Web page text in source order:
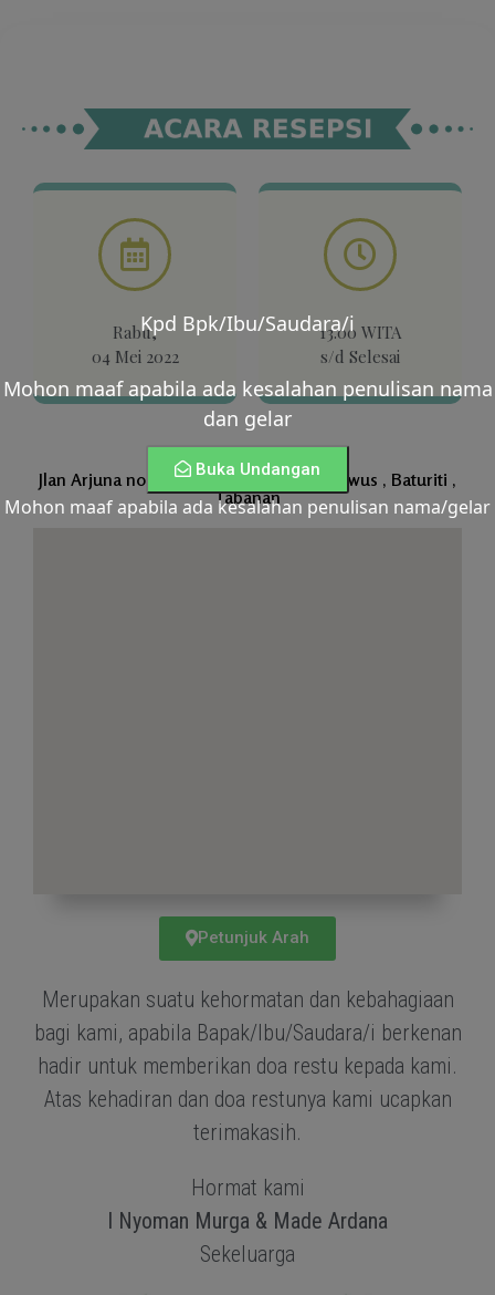
Kpd Bpk/Ibu/Saudara/i
Mohon maaf apabila ada kesalahan penulisan nama
dan gelar
Buka Undangan
Mohon maaf apabila ada kesalahan penulisan nama/gelar
Rabu,
04 Mei 2022
13.00 WITA
s/d Selesai
Jlan Arjuna no 4 , Banjar Poyan , Desa Luwus , Baturiti ,
Tabanan
Petunjuk Arah
Merupakan suatu kehormatan dan kebahagiaan
bagi kami, apabila Bapak/Ibu/Saudara/i berkenan
hadir untuk memberikan doa restu kepada kami.
Atas kehadiran dan doa restunya kami ucapkan
terimakasih.
Hormat kami
I Nyoman Murga & Made Ardana
Sekeluarga